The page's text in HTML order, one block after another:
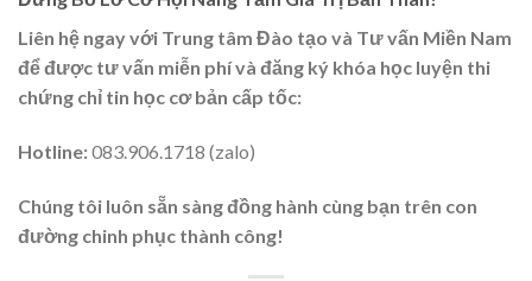
Liên hệ ngay với Trung tâm Đào tạo và Tư vấn Miền Nam
để được tư vấn miễn phí và đăng ký khóa học luyện thi
chứng chỉ tin học cơ bản cấp tốc:
Hotline:083.906.1718 (zalo)
Chúng tôi luôn sẵn sàng đồng hành cùng bạn trên con
đường chinh phục thành công!